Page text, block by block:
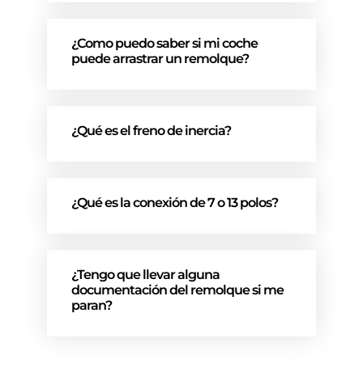
¿Como puedo saber si mi coche
puede arrastrar un remolque?
¿Qué es el freno de inercia?
¿Qué es la conexión de 7 o 13 polos?
¿Tengo que llevar alguna
documentación del remolque si me
paran?